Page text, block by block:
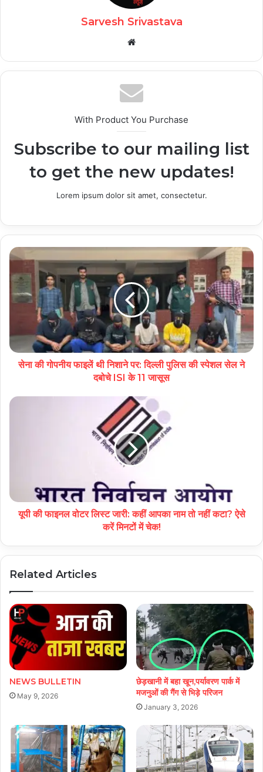
Sarvesh Srivastava
Website
With Product You Purchase
Subscribe to our mailing list
to get the new updates!
Lorem ipsum dolor sit amet, consectetur.
सेना की गोपनीय फाइलें थी निशाने पर: दिल्ली पुलिस की स्पेशल सेल ने
दबोचे ISI के 11 जासूस
यूपी की फाइनल वोटर लिस्ट जारी: कहीं आपका नाम तो नहीं कटा? ऐसे
करें मिनटों में चेक!
Related Articles
NEWS BULLETIN
May 9, 2026
छेड़खानी में बहा खून,पर्यावरण पार्क में
मजनुओं की गैंग से भिड़े परिजन
January 3, 2026